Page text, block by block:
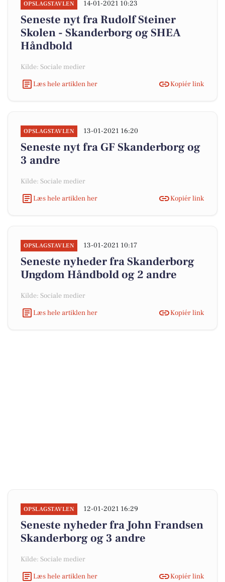
OPSLAGSTAVLEN 14-01-2021 10:23
Seneste nyt fra Rudolf Steiner
Skolen - Skanderborg og SHEA
Håndbold
Kilde: Sociale medier
Læs hele artiklen her
Kopiér link
OPSLAGSTAVLEN 13-01-2021 16:20
Seneste nyt fra GF Skanderborg og
3 andre
Kilde: Sociale medier
Læs hele artiklen her
Kopiér link
OPSLAGSTAVLEN 13-01-2021 10:17
Seneste nyheder fra Skanderborg
Ungdom Håndbold og 2 andre
Kilde: Sociale medier
Læs hele artiklen her
Kopiér link
OPSLAGSTAVLEN 12-01-2021 16:29
Seneste nyheder fra John Frandsen
Skanderborg og 3 andre
Kilde: Sociale medier
Læs hele artiklen her
Kopiér link